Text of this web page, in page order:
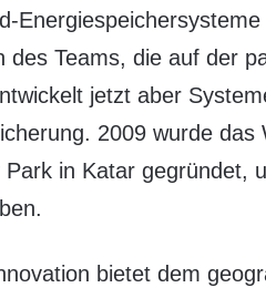
des Teams, die auf der
jetzt aber
2009 wurde
Park in Katar gegründet,
bietet dem